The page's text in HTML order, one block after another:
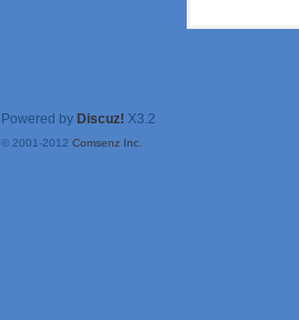
Powered by Discuz! X3.2
© 2001-2012 Comsenz Inc.